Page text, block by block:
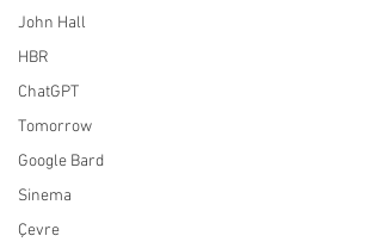
John Hall
HBR
ChatGPT
Tomorrow
Google Bard
Sinema
Çevre